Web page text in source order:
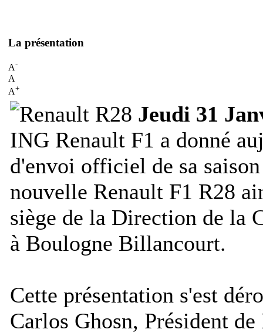
La présentation
A-
A
A+
Jeudi 31
ING Renault F1 a donné
d'envoi officiel de sa
nouvelle Renault F1 R28
siège de la Direction de la
à Boulogne Billancourt.
Cette présentation s'est
Carlos Ghosn, Président